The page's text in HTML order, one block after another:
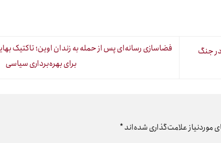
جنگ
فضاسازی رسانه‌ای پس از حمله به زندان اوین؛ تاکتیک
برای بهره‌برداری سیاسی
علامت‌گذاری شده‌اند*